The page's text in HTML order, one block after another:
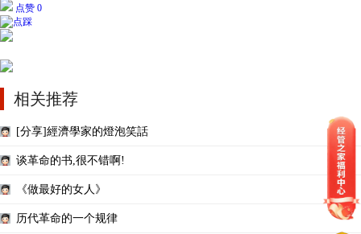
点赞 0
相关推荐
[分享]經濟學家的燈泡笑話
谈革命的书,很不错啊!
《做最好的女人》
历代革命的一个规律